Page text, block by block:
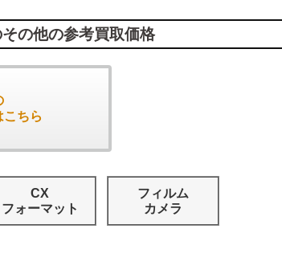
の他の参考買取価格
こちら
CX
フォーマット
フィルム
カメラ